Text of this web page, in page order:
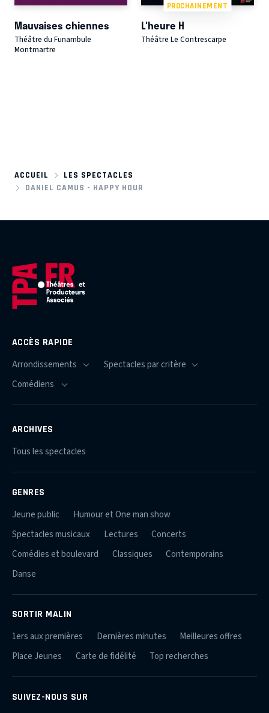
Mauvaises chiennes
Théâtre du Funambule
Montmartre
PROCHAINEMENT
L'heure H
Théâtre Le Contrescarpe
ACCUEIL
LES SPECTACLES
DANIEL CAMUS - HAPPY HOUR
ACCÈS RAPIDE
ARCHIVES
Tous les spectacles
GENRES
Jeune public
Humour et One man show
Spectacles musicaux
Lectures
Concerts
Comédies et boulevard
Classiques
Contemporains
Danse
SORTIR MALIN
1ers aux premières Dernières minutes
Meilleures offres
Place Jeunes
Carte de fidélité Top recherches
SUIVEZ-NOUS SUR